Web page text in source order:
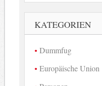
KATEGORIEN
Dummfug
Europäische Union